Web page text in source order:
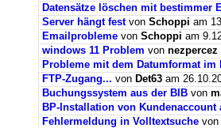
Datensätze löschen mit bestimmer
Server hängt festvon Schoppi am
Emailprobleme von Schoppi am
windows 11 Problem von nezpercez
Probleme mit dem Datumformat im
FTP-Zugang... von Det63 am
Buchungssystem aus der BIB von
BP-Installation von
Fehlermeldung in Volltextsuche von